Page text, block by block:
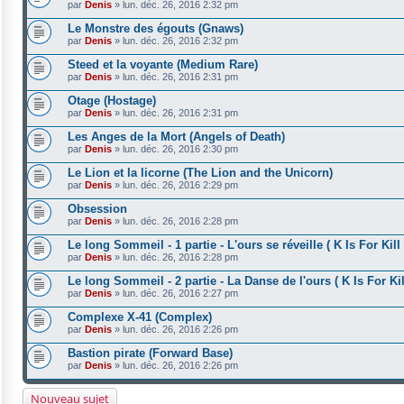
par Denis » lun. déc. 26, 2016 2:32 pm
Le Monstre des égouts (Gnaws)
par Denis » lun. déc. 26, 2016 2:32 pm
Steed et la voyante (Medium Rare)
par Denis » lun. déc. 26, 2016 2:31 pm
Otage (Hostage)
par Denis » lun. déc. 26, 2016 2:31 pm
Les Anges de la Mort (Angels of Death)
par Denis » lun. déc. 26, 2016 2:30 pm
Le Lion et la licorne (The Lion and the Unicorn)
par Denis » lun. déc. 26, 2016 2:29 pm
Obsession
par Denis » lun. déc. 26, 2016 2:28 pm
Le long Sommeil - 1 partie - L'ours se réveille ( K Is For Kill
par Denis » lun. déc. 26, 2016 2:28 pm
Le long Sommeil - 2 partie - La Danse de l'ours ( K Is For
par Denis » lun. déc. 26, 2016 2:27 pm
Complexe X-41 (Complex)
par Denis » lun. déc. 26, 2016 2:26 pm
Bastion pirate (Forward Base)
par Denis » lun. déc. 26, 2016 2:26 pm
Nouveau sujet